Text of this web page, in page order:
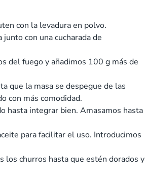
con la levadura en polvo.
con una cucharada de
del fuego y añadimos 100 g más de
que la masa se despegue de las
con más comodidad.
hasta integrar bien. Amasamos hasta
para facilitar el uso. Introducimos
los churros hasta que estén dorados y